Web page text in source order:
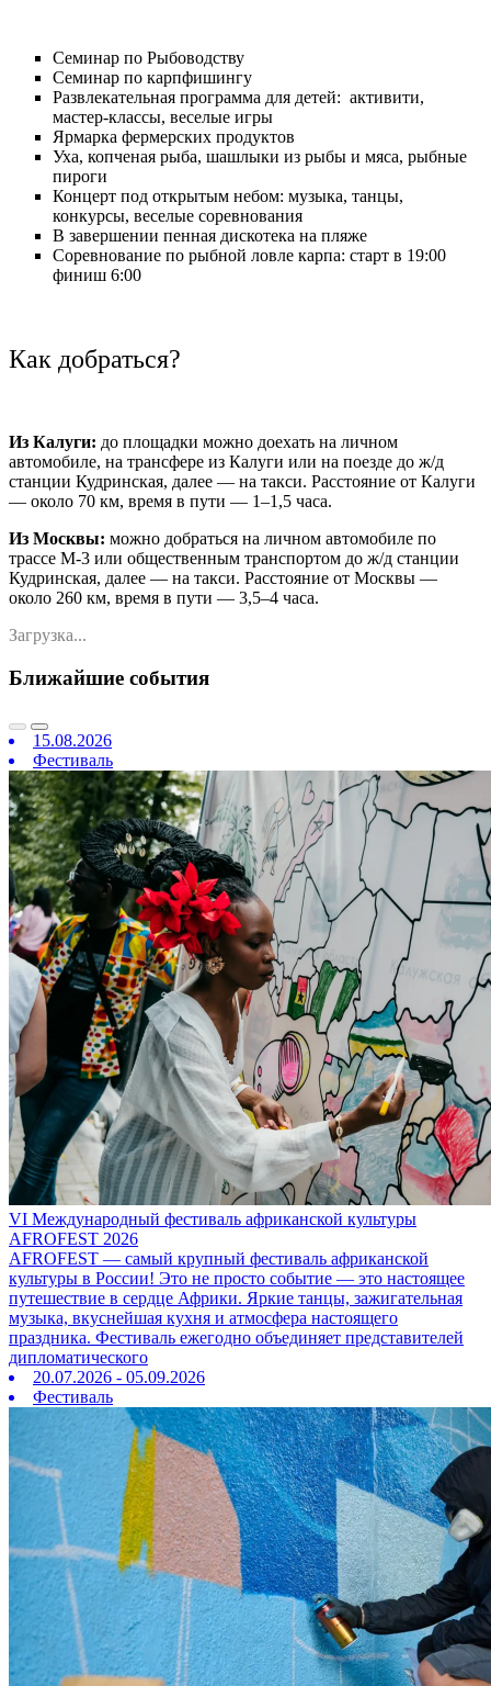
Семинар по Рыбоводству
Семинар по карпфишингу
Развлекательная программа для детей: активити,
мастер-классы, веселые игры
Ярмарка фермерских продуктов
Уха, копченая рыба, шашлыки из рыбы и мяса, рыбные
пироги
Концерт под открытым небом: музыка, танцы,
конкурсы, веселые соревнования
В завершении пенная дискотека на пляже
Соревнование по рыбной ловле карпа: старт в 19:00
финиш 6:00
Как добраться?
Из Калуги: до площадки можно доехать на личном
автомобиле, на трансфере из Калуги или на поезде до ж/д
станции Кудринская, далее — на такси. Расстояние от Калуги
— около 70 км, время в пути — 1–1,5 часа.
Из Москвы: можно добраться на личном автомобиле по
трассе М-3 или общественным транспортом до ж/д станции
Кудринская, далее — на такси. Расстояние от Москвы —
около 260 км, время в пути — 3,5–4 часа.
Загрузка...
Ближайшие события
15.08.2026
Фестиваль
VI Международный фестиваль африканской культуры
AFROFEST 2026
AFROFEST — самый крупный фестиваль африканской
культуры в России! Это не просто событие — это настоящее
путешествие в сердце Африки. Яркие танцы, зажигательная
музыка, вкуснейшая кухня и атмосфера настоящего
праздника. Фестиваль ежегодно объединяет представителей
дипломатического
20.07.2026 - 05.09.2026
Фестиваль